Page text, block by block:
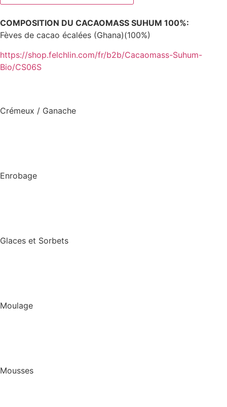
COMPOSITION DU CACAOMASS SUHUM 100%:
Fèves de cacao écalées (Ghana)(100%)
https://shop.felchlin.com/fr/b2b/Cacaomass-Suhum-
Bio/CS06S
Crémeux / Ganache
Enrobage
Glaces et Sorbets
Moulage
Mousses